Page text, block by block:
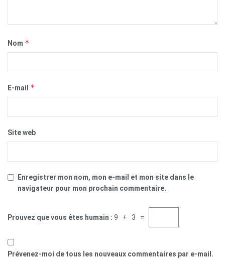
Nom *
E-mail *
Site web
Enregistrer mon nom, mon e-mail et mon site dans le
navigateur pour mon prochain commentaire.
Prouvez que vous êtes humain : 9 + 3 =
Prévenez-moi de tous les nouveaux commentaires par e-mail.